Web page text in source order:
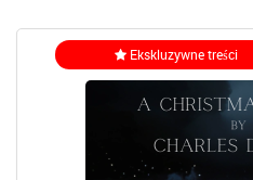
Ekskluzywne treści